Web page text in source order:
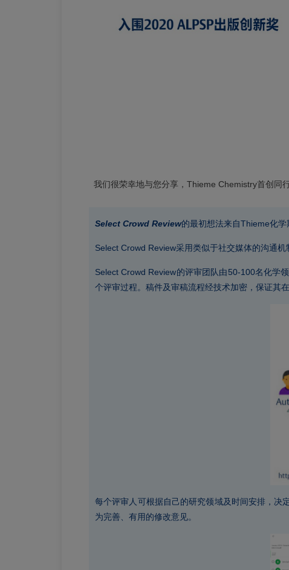
我们很荣幸地与您分享，Thieme Chemistry首创同
Select Crowd Review的最初想法来自Thieme化
Select Crowd Review采用类似于社交媒体的沟通
Select Crowd Review的评审团队由50-100名化学
个评审过程。稿件及审稿流程经技术加密，保证其
每个评审人可根据自己的研究领域及时间安排，决
为完善、有用的修改意见。